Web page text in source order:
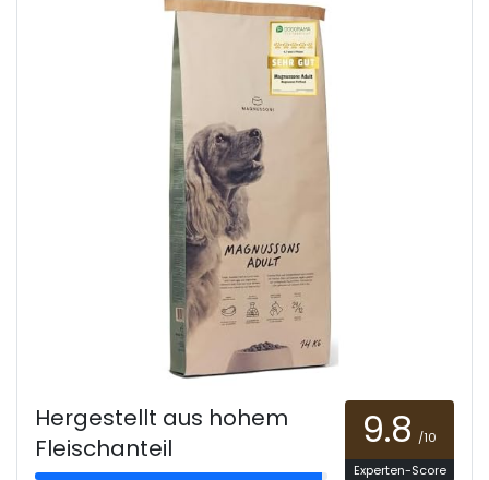
Hergestellt aus hohem
Fleischanteil
9.8 /10
Experten-Score